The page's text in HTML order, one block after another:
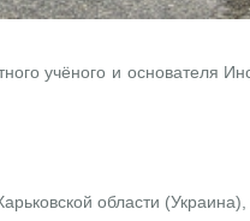
учёного и основателя
области